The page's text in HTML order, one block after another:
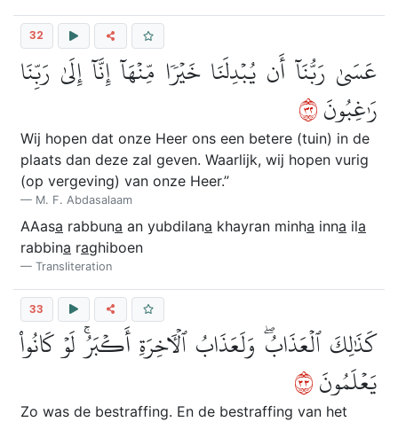
32
عَسَىٰ رَبُّنَآ أَن يُبۡدِلَنَا خَيۡرٗا مِّنۡهَآ إِنَّآ إِلَىٰ رَبِّنَا
رَٰغِبُونَ٢٣
Wij hopen dat onze Heer ons een betere (tuin) in de
plaats dan deze zal geven. Waarlijk, wij hopen vurig
(op vergeving) van onze Heer.”
M. F. Abdasalaam
AAasa rabbuna an yubdilana khayran minha inna ila
rabbina raghiboen
Transliteration
33
كَذَٰلِكَ ٱلۡعَذَابُۖ وَلَعَذَابُ ٱلۡأٓخِرَةِ أَكۡبَرُۚ لَوۡ كَانُواْ
يَعۡلَمُونَ٣٣
Zo was de bestraffing. En de bestraffing van het